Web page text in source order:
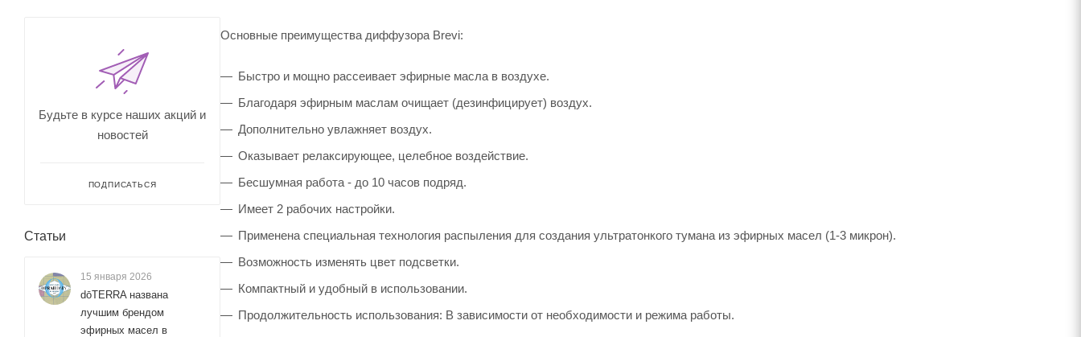
Основные преимущества диффузора Brevi:
Быстро и мощно рассеивает эфирные масла в воздухе.
Благодаря эфирным маслам очищает (дезинфицирует) воздух.
Дополнительно увлажняет воздух.
Оказывает релаксирующее, целебное воздействие.
Бесшумная работа - до 10 часов подряд.
Имеет 2 рабочих настройки.
Применена специальная технология распыления для создания ультратонкого тумана из эфирных масел (1-3 микрон).
Возможность изменять цвет подсветки.
Компактный и удобный в использовании.
Продолжительность использования: В зависимости от необходимости и режима работы.
Будьте в курсе наших акций и
новостей
ПОДПИСАТЬСЯ
Статьи
15 января 2026
dōTERRA названа
лучшим брендом
эфирных масел в